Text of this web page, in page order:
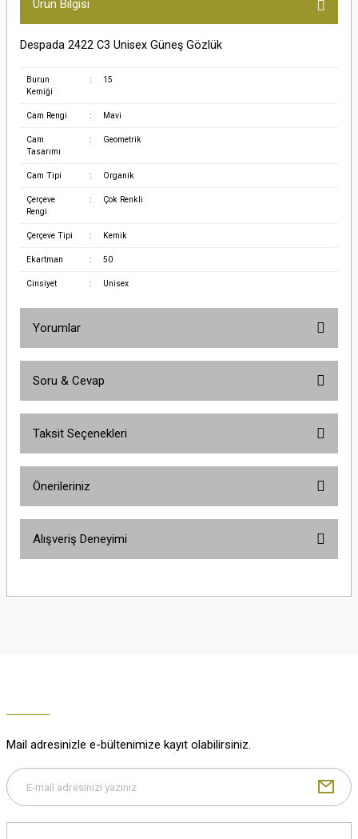
Ürün Bilgisi
Despada 2422 C3 Unisex Güneş Gözlük
Burun
Kemiği
: 15
Cam Rengi : Mavi
Cam
Tasarımı
: Geometrik
Cam Tipi : Organik
Çerçeve
Rengi
: Çok Renkli
Çerçeve Tipi : Kemik
Ekartman : 50
Cinsiyet : Unisex
Yorumlar
Soru & Cevap
Taksit Seçenekleri
Önerileriniz
yetersiz gördüğünüz noktaları öneri formunu kullanarak tarafımıza
Gönder
Alışveriş Deneyimi
M... K... | 29/12/2025
Mail adresinizle e-bültenimize kayıt olabilirsiniz.